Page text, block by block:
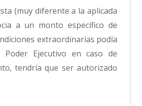
(muy diferente a la aplicada
a un monto específico de
extraordinarias podía
Ejecutivo en caso de
tendría que ser autorizado